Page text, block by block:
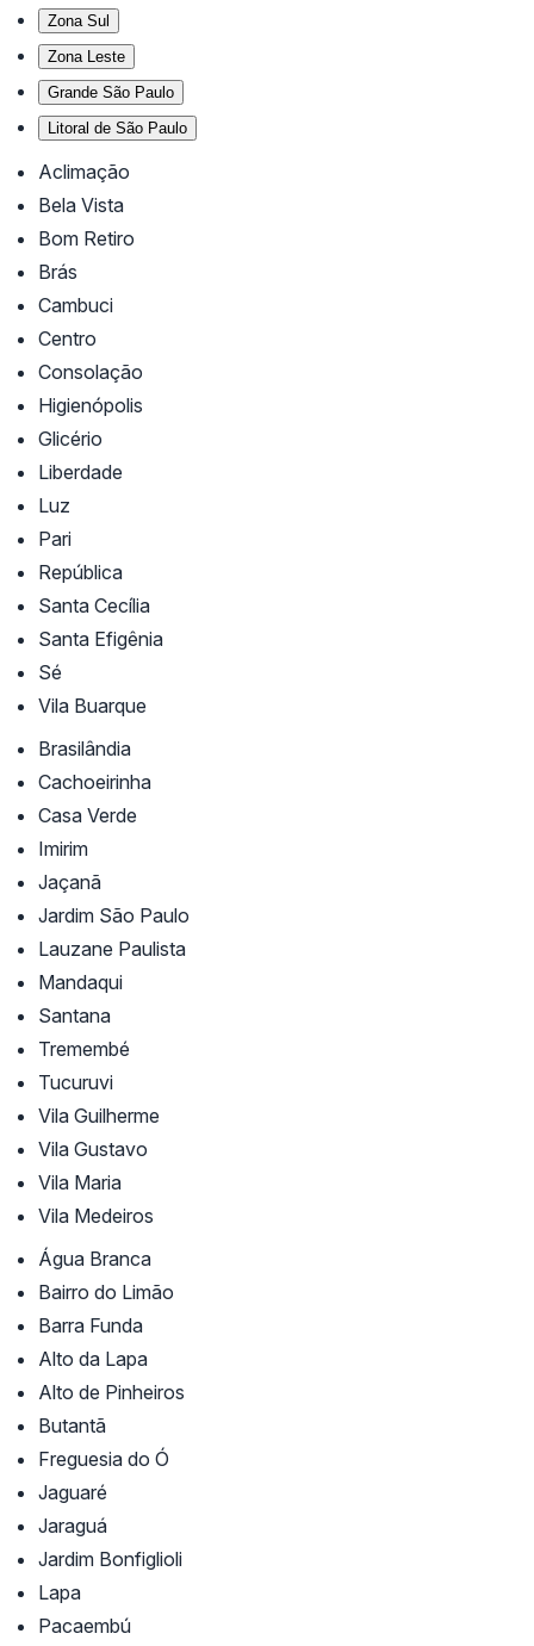
Zona Sul
Zona Leste
Grande São Paulo
Litoral de São Paulo
Aclimação
Bela Vista
Bom Retiro
Brás
Cambuci
Centro
Consolação
Higienópolis
Glicério
Liberdade
Luz
Pari
República
Santa Cecília
Santa Efigênia
Sé
Vila Buarque
Brasilândia
Cachoeirinha
Casa Verde
Imirim
Jaçanã
Jardim São Paulo
Lauzane Paulista
Mandaqui
Santana
Tremembé
Tucuruvi
Vila Guilherme
Vila Gustavo
Vila Maria
Vila Medeiros
Água Branca
Bairro do Limão
Barra Funda
Alto da Lapa
Alto de Pinheiros
Butantã
Freguesia do Ó
Jaguaré
Jaraguá
Jardim Bonfiglioli
Lapa
Pacaembú